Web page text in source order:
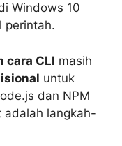
Windows 10
perintah.
cara CLI masih
untuk
dan NPM
adalah langkah-